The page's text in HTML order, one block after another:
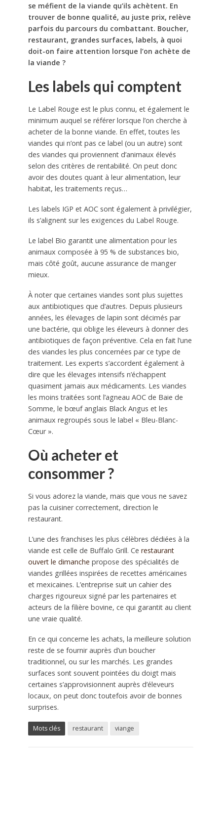
se méfient de la viande qu’ils achètent. En
trouver de bonne qualité, au juste prix, relève
parfois du parcours du combattant. Boucher,
restaurant, grandes surfaces, labels, à quoi
doit-on faire attention lorsque l’on achète de
la viande ?
Les labels qui comptent
Le Label Rouge est le plus connu, et également le
minimum auquel se référer lorsque l’on cherche à
acheter de la bonne viande. En effet, toutes les
viandes qui n’ont pas ce label (ou un autre) sont
des viandes qui proviennent d’animaux élevés
selon des critères de rentabilité. On peut donc
avoir des doutes quant à leur alimentation, leur
habitat, les traitements reçus…
Les labels IGP et AOC sont également à privilégier,
ils s’alignent sur les exigences du Label Rouge.
Le label Bio garantit une alimentation pour les
animaux composée à 95 % de substances bio,
mais côté goût, aucune assurance de manger
mieux.
À noter que certaines viandes sont plus sujettes
aux antibiotiques que d’autres. Depuis plusieurs
années, les élevages de lapin sont décimés par
une bactérie, qui oblige les éleveurs à donner des
antibiotiques de façon préventive. Cela en fait l’une
des viandes les plus concernées par ce type de
traitement. Les experts s’accordent également à
dire que les élevages intensifs n’échappent
quasiment jamais aux médicaments. Les viandes
les moins traitées sont l’agneau AOC de Baie de
Somme, le bœuf anglais Black Angus et les
animaux regroupés sous le label « Bleu-Blanc-
Cœur ».
Où acheter et
consommer ?
Si vous adorez la viande, mais que vous ne savez
pas la cuisiner correctement, direction le
restaurant.
L’une des franchises les plus célèbres dédiées à la
viande est celle de Buffalo Grill. Ce restaurant
ouvert le dimanche propose des spécialités de
viandes grillées inspirées de recettes américaines
et mexicaines. L’entreprise suit un cahier des
charges rigoureux signé par les partenaires et
acteurs de la filière bovine, ce qui garantit au client
une vraie qualité.
En ce qui concerne les achats, la meilleure solution
reste de se fournir auprès d’un boucher
traditionnel, ou sur les marchés. Les grandes
surfaces sont souvent pointées du doigt mais
certaines s’approvisionnent auprès d’éleveurs
locaux, on peut donc toutefois avoir de bonnes
surprises.
Mots clés restaurant viange